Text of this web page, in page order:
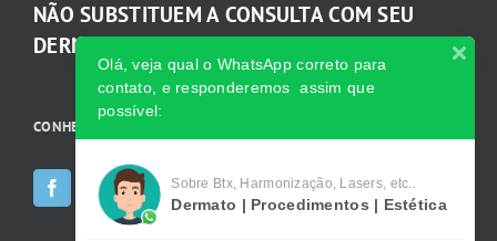
NÃO SUBSTITUEM A CONSULTA COM SEU
DERMATOLOGISTA.
CONHEÇA AS INCRÍVEIS Redes Sociais da Clínica
Olá, veja qual o WhatsApp correto para
contato, e responderemos assim que
possível:
Sobre Btx, Harmonização, Lasers, etc..
Dermato | Procedimentos | Estética